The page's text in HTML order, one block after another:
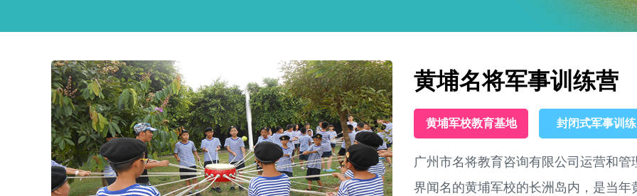
黄埔名将军事训练营
黄埔军校教育基地 封闭式军事训练
广州市名将教育咨询有限公司运营和
界闻名的黄埔军校的长洲岛内，是当